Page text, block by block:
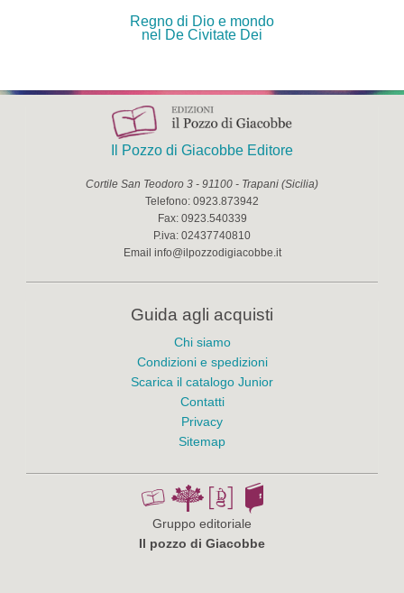
Regno di Dio e mondo
nel De Civitate Dei
Il Pozzo di Giacobbe Editore
Cortile San Teodoro 3 - 91100 - Trapani (Sicilia)
Telefono: 0923.873942
Fax: 0923.540339
P.iva: 02437740810
Email info@ilpozzodigiacobbe.it
Guida agli acquisti
Chi siamo
Condizioni e spedizioni
Scarica il catalogo Junior
Contatti
Privacy
Sitemap
Gruppo editoriale
Il pozzo di Giacobbe